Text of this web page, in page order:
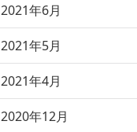
2021年6月
2021年5月
2021年4月
2020年12月